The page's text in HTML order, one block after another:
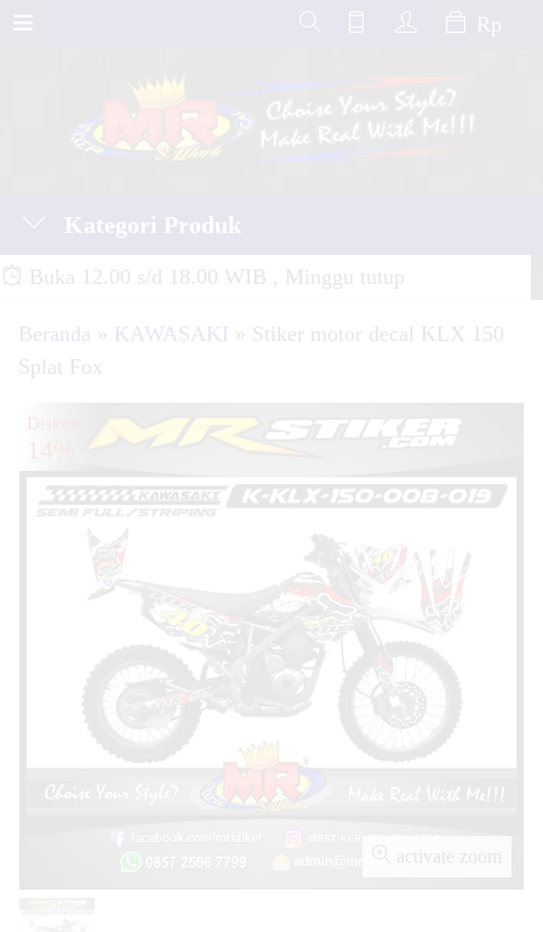
Rp
Kategori Produk
Buka 12.00 s/d 18.00 WIB , Minggu tutup
Beranda » KAWASAKI » Stiker motor decal KLX 150
Splat Fox
activate zoom